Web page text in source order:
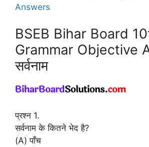
Answers
BSEB Bihar Board
Grammar Objective
सर्वनाम
प्रश्न 1.
सर्वनाम के कितने भेद है?
(A) पाँच